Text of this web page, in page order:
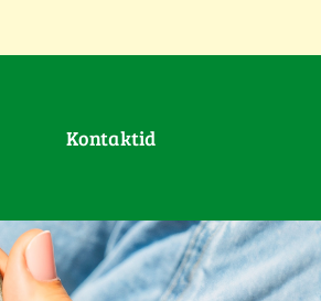
Kontaktid